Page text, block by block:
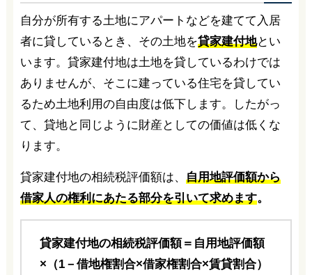
自分が所有する土地にアパートなどを建てて入居
者に貸しているとき、その土地を貸家建付地とい
います。貸家建付地は土地を貸しているわけでは
ありませんが、そこに建っている住宅を貸してい
るため土地利用の自由度は低下します。したがっ
て、貸地と同じように財産としての価値は低くな
ります。
貸家建付地の相続税評価額は、 自用地評価額から
借家人の権利にあたる部分を引いて求めます。
貸家建付地の相続税評価額＝自用地評価額
×（1－借地権割合×借家権割合×賃貸割合）